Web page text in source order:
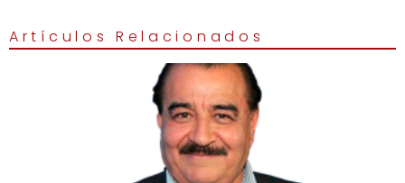
Artículos Relacionados